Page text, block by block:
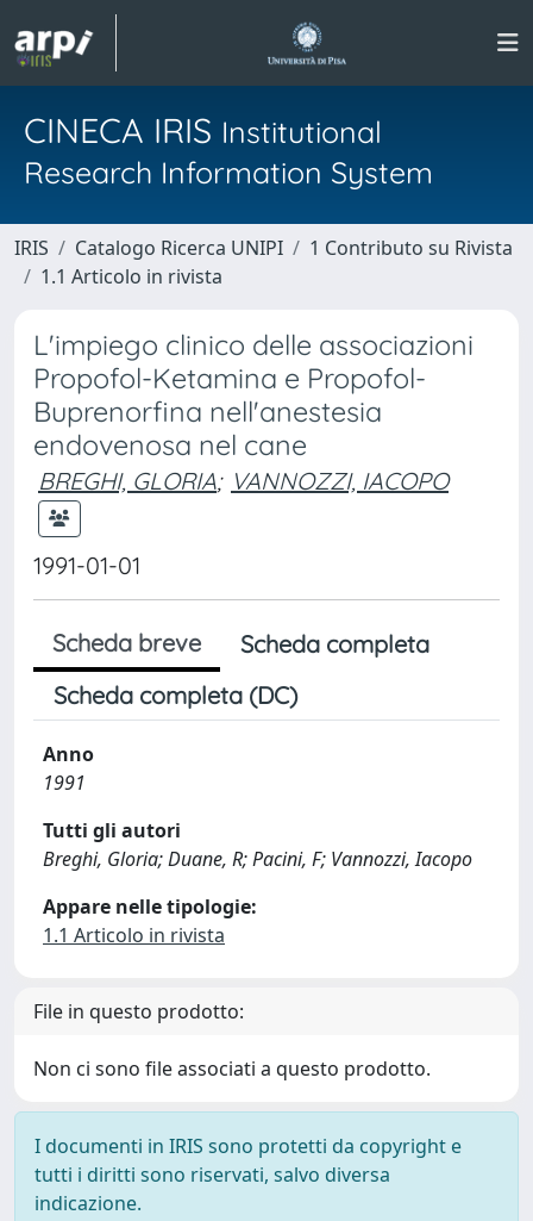
CINECA IRIS Institutional
Research Information System
IRIS Catalogo Ricerca UNIPI
1 Contributo su Rivista
1.1 Articolo in rivista
L'impiego clinico delle associazioni
Propofol-Ketamina e Propofol-
Buprenorfina nell'anestesia
endovenosa nel cane
BREGHI, GLORIA; VANNOZZI, IACOPO
1991-01-01
Scheda breve
Scheda completa
Scheda completa (DC)
Anno
1991
Tutti gli autori
Breghi, Gloria; Duane, R; Pacini, F; Vannozzi, Iacopo
Appare nelle tipologie:
1.1 Articolo in rivista
File in questo prodotto:
Non ci sono file associati a questo prodotto.
I documenti in IRIS sono protetti da copyright e
tutti i diritti sono riservati, salvo diversa
indicazione.